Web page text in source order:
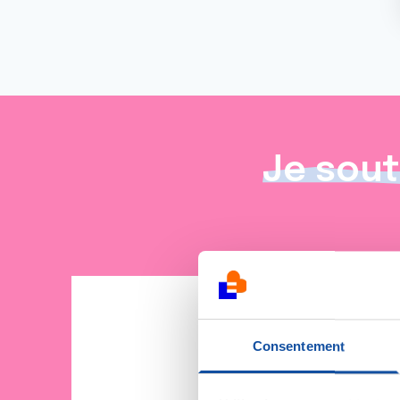
Consentement
Je